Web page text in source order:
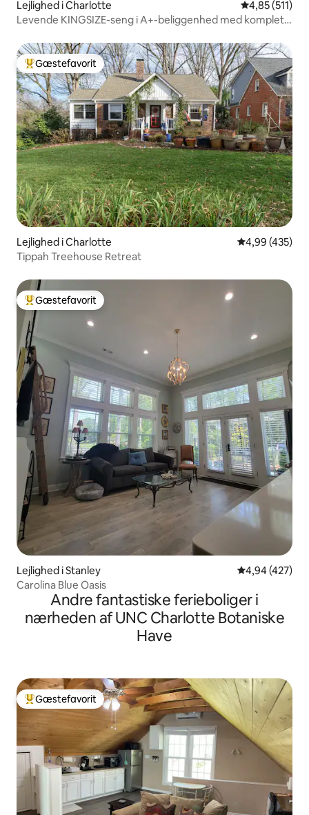
Lejlighed i Charlotte 4,85 ud af 5 i
4,85 (511)
Levende KINGSIZE-seng i A+-beliggenhed med komplet
Bedste gæstefavorit
Gæstefavorit
Lejlighed i Charlotte 4,99 ud af 5 i
4,99 (435)
Tippah Treehouse Retreat
Bedste gæstefavorit
Gæstefavorit
Lejlighed i Stanley 4,94 ud af 5 i
4,94 (427)
Carolina Blue Oasis
Andre fantastiske ferieboliger i
nærheden af UNC Charlotte Botaniske
Have
Bedste gæstefavorit
Gæstefavorit